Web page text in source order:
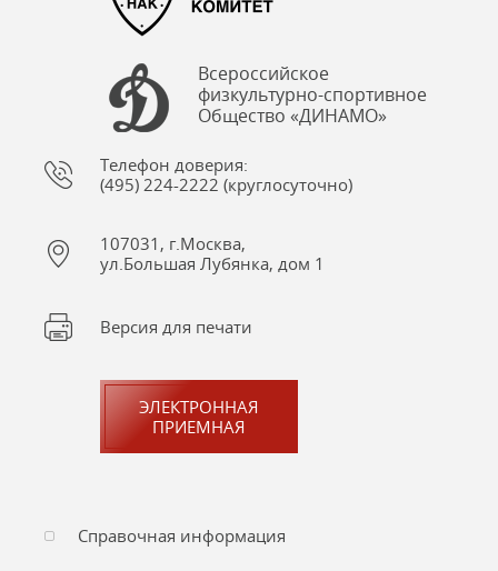
Всероссийское
физкультурно-спортивное
Общество «ДИНАМО»
Телефон доверия:
(495) 224-2222 (круглосуточно)
107031, г.Москва,
ул.Большая Лубянка, дом 1
Версия для печати
ЭЛЕКТРОННАЯ
ПРИЕМНАЯ
Справочная информация